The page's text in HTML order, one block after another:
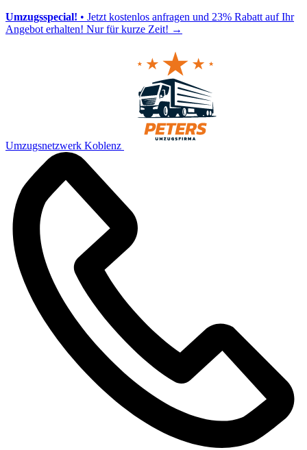
Umzugsspecial! • Jetzt kostenlos anfragen und 23% Rabatt auf Ihr
Angebot erhalten! Nur für kurze Zeit! →
Umzugsnetzwerk Koblenz